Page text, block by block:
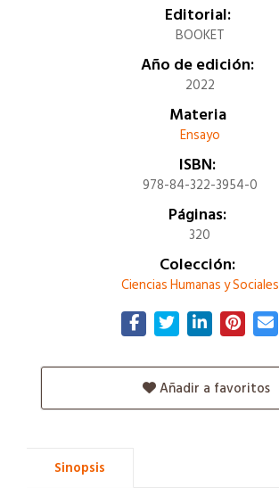
Editorial:
BOOKET
Año de edición:
2022
Materia
Ensayo
ISBN:
978-84-322-3954-0
Páginas:
320
Colección:
Ciencias Humanas y Sociales
Añadir a favoritos
Sinopsis